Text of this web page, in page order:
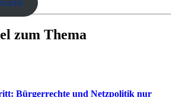
zum Thema
Bürgerrechte und Netzpolitik nur